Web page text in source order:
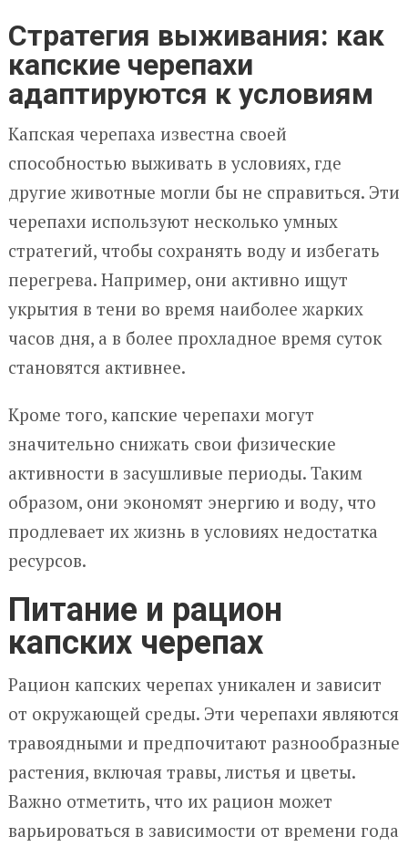
Стратегия выживания: как
капские черепахи
адаптируются к условиям
Капская черепаха известна своей
способностью выживать в условиях, где
другие животные могли бы не справиться. Эти
черепахи используют несколько умных
стратегий, чтобы сохранять воду и избегать
перегрева. Например, они активно ищут
укрытия в тени во время наиболее жарких
часов дня, а в более прохладное время суток
становятся активнее.
Кроме того, капские черепахи могут
значительно снижать свои физические
активности в засушливые периоды. Таким
образом, они экономят энергию и воду, что
продлевает их жизнь в условиях недостатка
ресурсов.
Питание и рацион
капских черепах
Рацион капских черепах уникален и зависит
от окружающей среды. Эти черепахи являются
травоядными и предпочитают разнообразные
растения, включая травы, листья и цветы.
Важно отметить, что их рацион может
варьироваться в зависимости от времени года